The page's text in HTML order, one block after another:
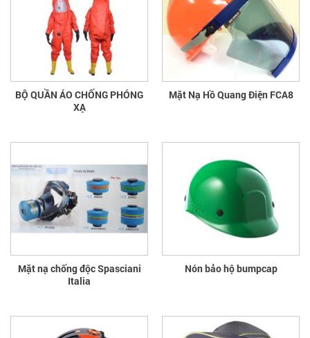
BỘ QUẦN ÁO CHỐNG PHÓNG
XẠ
Mặt Nạ Hồ Quang Điện FCA8
Mặt nạ chống độc Spasciani
Italia
Nón bảo hộ bumpcap